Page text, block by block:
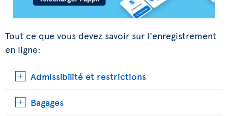
Tout ce que vous devez savoir sur l'enregistrement
en ligne:
Admissibilité et restrictions
Bagages